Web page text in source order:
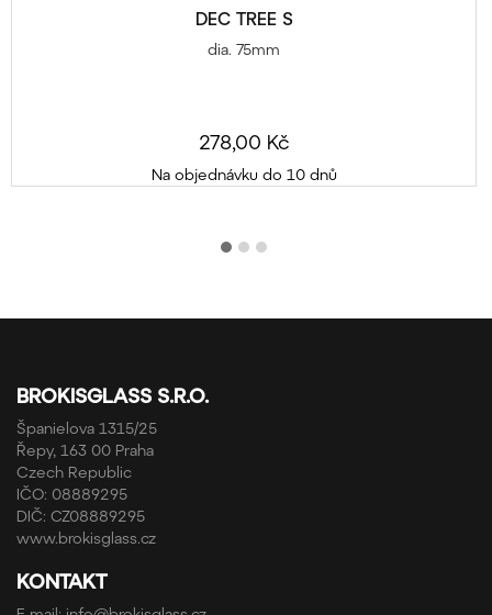
DEC TREE S
dia. 75mm
278,00 Kč
Na objednávku do 10 dnů
BROKISGLASS S.R.O.
Španielova 1315/25
Řepy, 163 00 Praha
Czech Republic
IČO: 08889295
DIČ: CZ08889295
www.brokisglass.cz
KONTAKT